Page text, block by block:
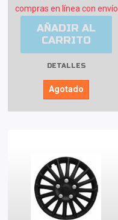
compras en línea con envío
AÑADIR AL
CARRITO
DETALLES
Agotado